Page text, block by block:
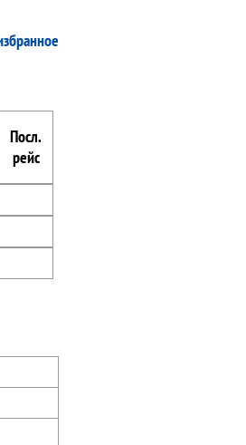
Посл.
рейс